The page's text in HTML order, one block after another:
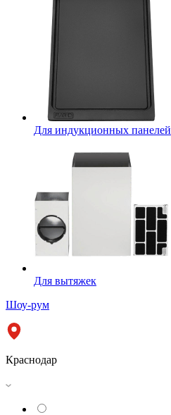
Для индукционных панелей
Для вытяжек
Шоу-рум
Краснодар